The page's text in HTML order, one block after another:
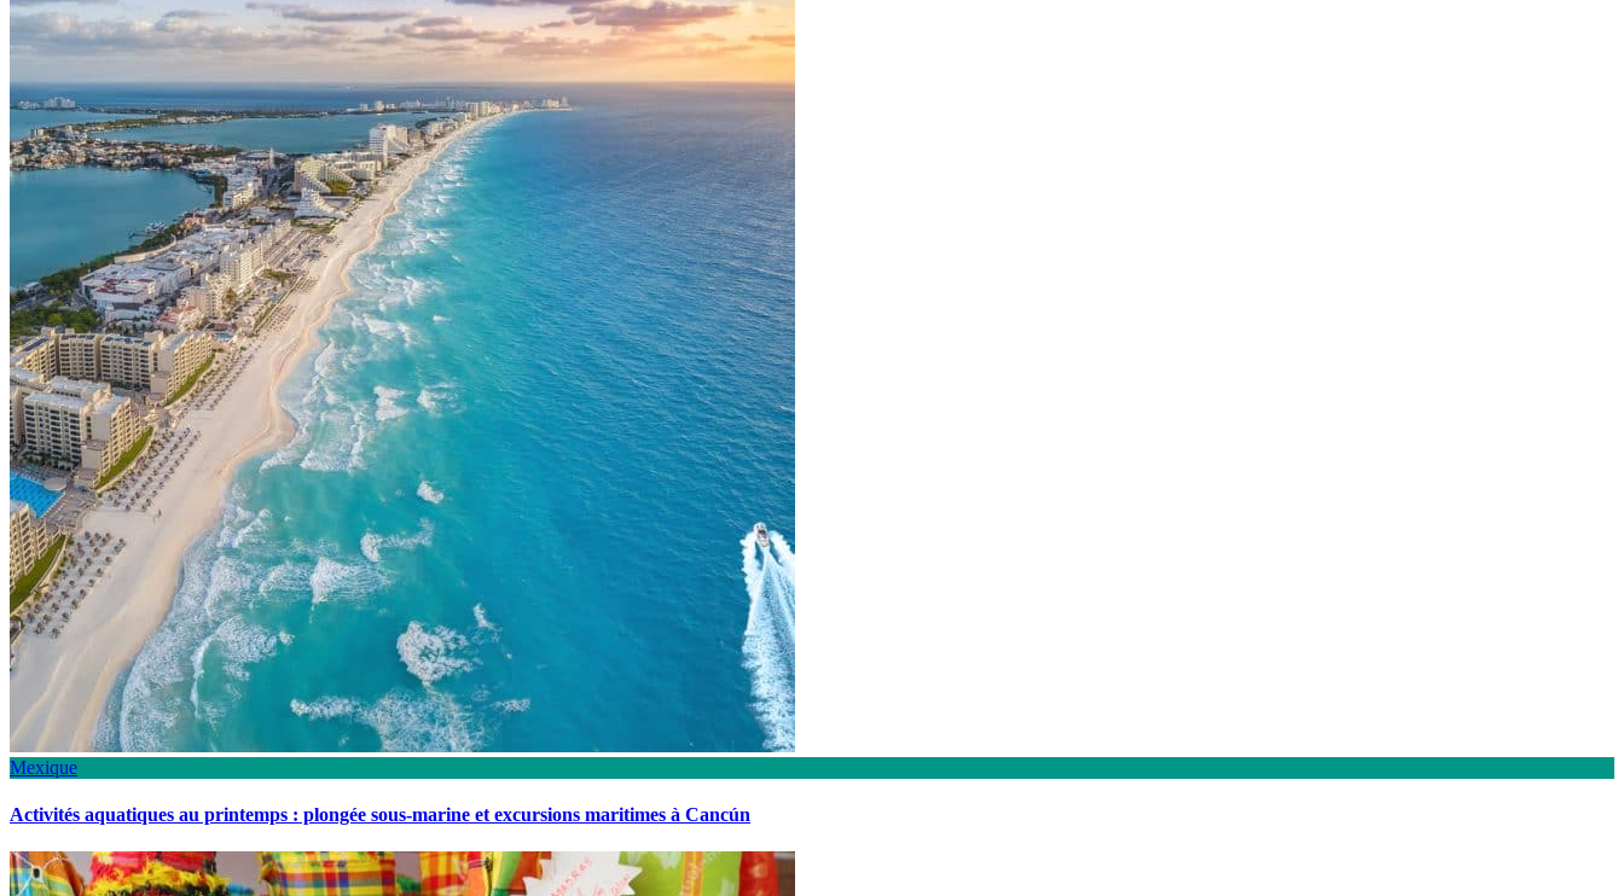
Mexique
Activités aquatiques au printemps : plongée sous-marine et excursions maritimes à Cancún